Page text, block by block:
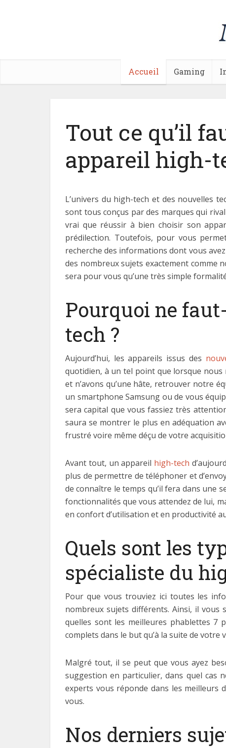
Accueil Gaming
Tout ce qu’il
appareil high-
L’univers du high-tech et des nouvelles
sont tous conçus par des marques qui
vrai que réussir à bien choisir son
prédilection. Toutefois, pour vous
recherche des informations dont vous
des nombreux sujets exactement comme
sera pour vous qu’une très simple
Pourquoi ne
tech ?
Aujourd’hui, les appareils issus des
quotidien, à un tel point que lorsque nous
et n’avons qu’une hâte, retrouver notre
un smartphone Samsung ou de vous
sera capital que vous fassiez très
saura se montrer le plus en adéquation
frustré voire même déçu de votre
Avant tout, un appareil high-tech
plus de permettre de téléphoner et
de connaître le temps qu’il fera dans une
fonctionnalités que vous attendez de lui,
en confort d’utilisation et en productivité
Quels sont les
spécialiste du
Pour que vous trouviez ici toutes les
nombreux sujets différents. Ainsi, il vous
quelles sont les meilleures phablettes 7
complets dans le but qu’à la suite de votre
Malgré tout, il se peut que vous ayez
suggestion en particulier, dans quel cas
experts vous réponde dans les meilleurs
vous.
Nos derniers